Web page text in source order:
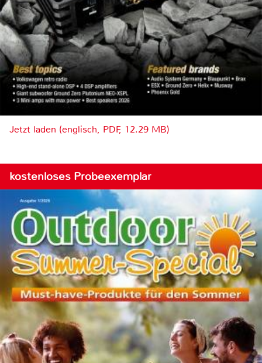
Jetzt laden (englisch, PDF, 12.29 MB)
kostenloses Probeexemplar